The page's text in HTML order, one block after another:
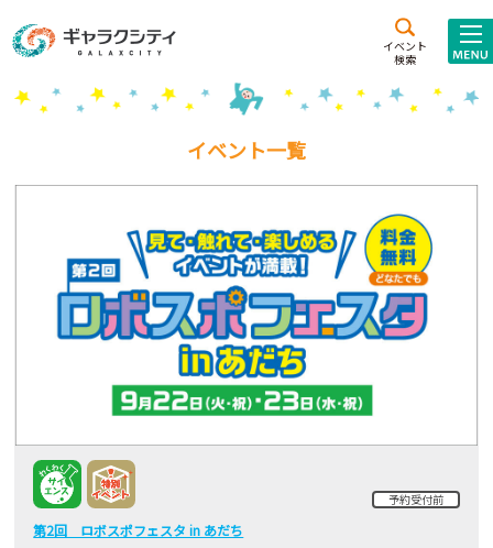
イベント
検索
施設案内
こども
西新井
施設･
こどもみーてぃんぐ
Gがくえん
イベントレポート
イベント一覧
予約受付前
第2回 ロボスポフェスタ in あだち